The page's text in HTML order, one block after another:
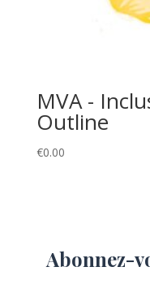
MVA -
Outline
€0.00
Abonnez-